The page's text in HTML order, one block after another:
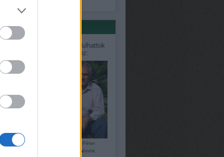
problémákkal fordulhattok
közvetlenül szakértőinkhez:
Bálint Károly
Czauner Péter
kertészmérnök